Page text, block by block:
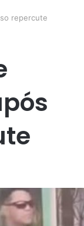
repercute